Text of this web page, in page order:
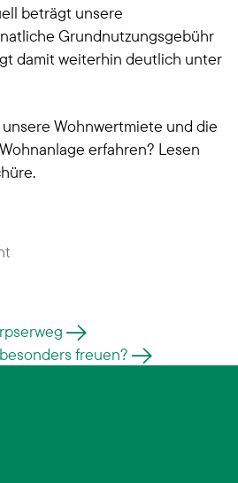
beträgt unsere
Grundnutzungsgebühr
damit weiterhin deutlich unter
Wohnwertmiete und die
erfahren? Lesen
freuen?